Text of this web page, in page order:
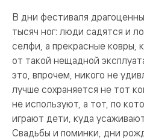
В дни фестиваля
тысяч ног: люди садятся и
селфи, а прекрасные ковры,
от такой нещадной
это, впрочем, никого не
лучше сохраняется не тот
не используют, а тот, по
играют дети, куда
Свадьбы и поминки, дни